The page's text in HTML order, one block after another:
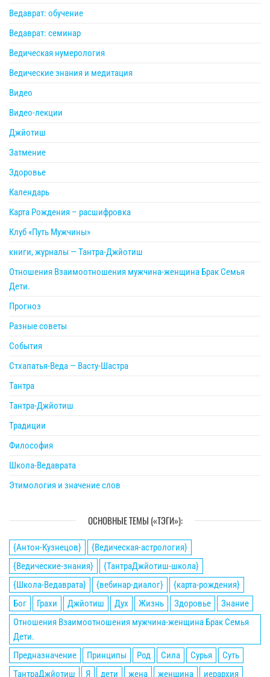
Ведаврат: обучение
Ведаврат: семинар
Ведическая нумерология
Ведические знания и медитация
Видео
Видео-лекции
Джйотиш
Затмение
Здоровье
Календарь
Карта Рождения – расшифровка
Клуб «Путь Мужчины»
книги, журналы — Тантра-Джйотиш
Отношения Взаимоотношения мужчина-женщина Брак Семья
Дети.
Прогноз
Разные советы
События
Стхапатья-Веда — Васту-Шастра
Тантра
Тантра-Джйотиш
Традиции
Философия
Школа-Ведаврата
Этимология и значение слов
ОСНОВНЫЕ ТЕМЫ («ТЭГИ»):
{Антон-Кузнецов}
{Ведическая-астрология}
{Ведические-знания}
{ТантраДжйотиш-школа}
{Школа-Ведаврата}
{вебинар-диалог}
{карта-рождения}
Бог
Грахи Джйотиш Дух Жизнь Здоровье
Знание
Отношения Взаимоотношения мужчина-женщина Брак Семья
Дети.
Предназначение
Принципы Род Сила Сурья
Суть
ТантраДжйотиш
Я дети жена женщина иерархия